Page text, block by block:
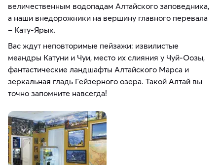
величественным водопадам Алтайского заповедника,
а наши внедорожники на вершину главного перевала
– Кату-Ярык.
Вас ждут неповторимые пейзажи: извилистые
меандры Катуни и Чуи, место их слияния у Чуй-Оозы,
фантастические ландшафты Алтайского Марса и
зеркальная гладь Гейзерного озера. Такой Алтай вы
точно запомните навсегда!